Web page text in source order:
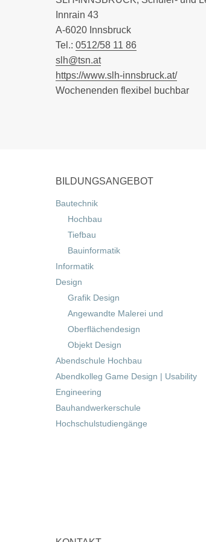
Innrain 43
A-6020 Innsbruck
Tel.: 0512/58 11 86
slh@tsn.at
https://www.slh-innsbruck.at/
Wochenenden flexibel buchbar
BILDUNGSANGEBOT
Bautechnik
Hochbau
Tiefbau
Bauinformatik
Informatik
Design
Grafik Design
Angewandte Malerei und
Oberflächendesign
Objekt Design
Abendschule Hochbau
Abendkolleg Game Design | Usability
Engineering
Bauhandwerkerschule
Hochschulstudiengänge